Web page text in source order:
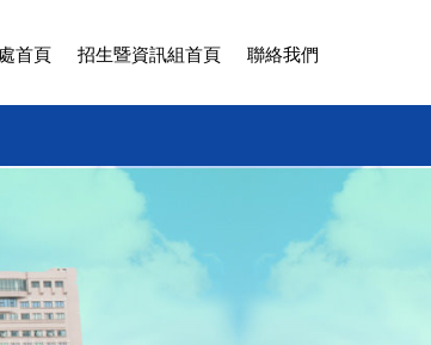
首頁 招生暨資訊組首頁 聯絡我們